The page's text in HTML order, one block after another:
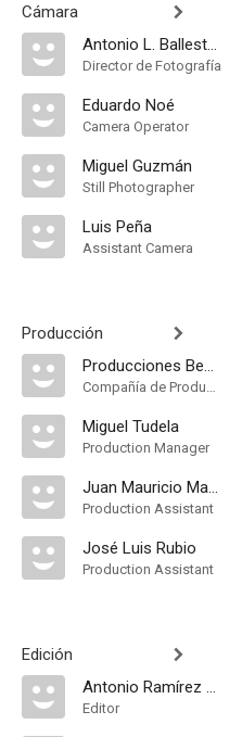
Cámara
Antonio L. Ballesteros
Director de Fotografía
Eduardo Noé
Camera Operator
Miguel Guzmán
Still Photographer
Luis Peña
Assistant Camera
Producción
Producciones Benito Perojo
Compañía de Produccion
Miguel Tudela
Production Manager
Juan Mauricio Matías
Production Assistant
José Luis Rubio
Production Assistant
Edición
Antonio Ramírez de Loaysa
Editor